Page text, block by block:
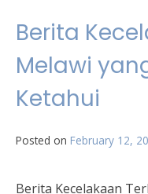
Berita
Melawi
Ketahui
Posted on February 12,
Berita Kecelakaan